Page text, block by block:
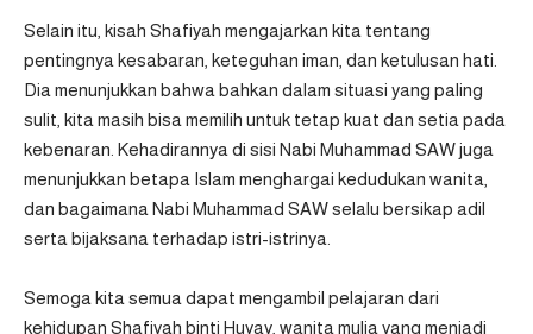
Selain itu, kisah Shafiyah mengajarkan kita tentang
pentingnya kesabaran, keteguhan iman, dan ketulusan hati.
Dia menunjukkan bahwa bahkan dalam situasi yang paling
sulit, kita masih bisa memilih untuk tetap kuat dan setia pada
kebenaran. Kehadirannya di sisi Nabi Muhammad SAW juga
menunjukkan betapa Islam menghargai kedudukan wanita,
dan bagaimana Nabi Muhammad SAW selalu bersikap adil
serta bijaksana terhadap istri-istrinya.
Semoga kita semua dapat mengambil pelajaran dari
kehidupan Shafiyah binti Huyay, wanita mulia yang menjadi